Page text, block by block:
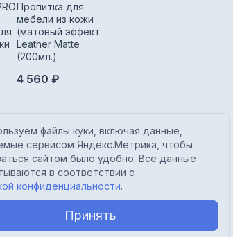
Пропитка для
мебели из кожи
(матовый эффект) -
Leather Matte
(200мл.)
4 560 ₽
файлы куки, включая данные,
сервисом Яндекс.Метрика, чтобы
сайтом было удобно. Все данные
в соответствии с
конфиденциальности.
Принять